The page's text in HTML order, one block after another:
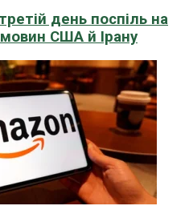
день поспіль на
США й Ірану